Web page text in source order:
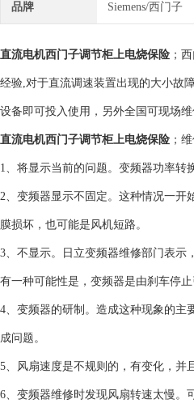
品牌 Siemens/西门子
直流电机西门子调节柜上电烧保险 ；
经验,对于直流调速装置出现的大小故
设备即可投入使用，另外全国可现场维
直流电机西门子调节柜上电烧保险 ；
1、将显示当前的问题。变频器功率转
2、变频器显示不固定。这种情况一开
膜损坏，也可能是风机短路。
3、不显示。日立变频器维修部门表示
有一种可能性是，变频器是由刹车停
4、变频器的研制。造成这种现象的主
成问题。
5、风扇速度是不规则的，有变化，并
6、变频器维修时发现风扇转速太慢。